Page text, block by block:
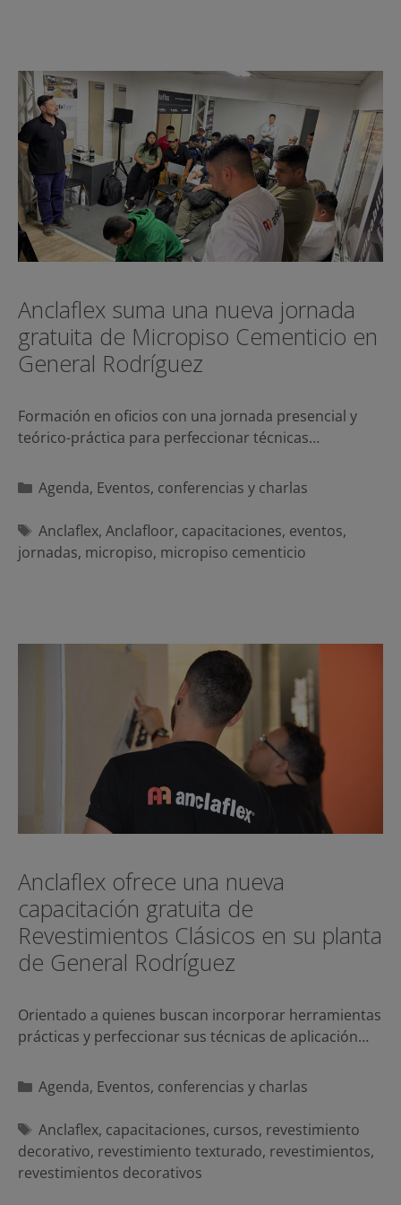
Anclaflex suma una nueva jornada
gratuita de Micropiso Cementicio en
General Rodríguez
Formación en oficios con una jornada presencial y
teórico-práctica para perfeccionar técnicas…
Categorías
Agenda, Eventos, conferencias y charlas
Etiquetas
Anclaflex, Anclafloor, capacitaciones, eventos,
jornadas, micropiso, micropiso cementicio
Anclaflex ofrece una nueva
capacitación gratuita de
Revestimientos Clásicos en su planta
de General Rodríguez
Orientado a quienes buscan incorporar herramientas
prácticas y perfeccionar sus técnicas de aplicación…
Categorías
Agenda, Eventos, conferencias y charlas
Etiquetas
Anclaflex, capacitaciones, cursos, revestimiento
decorativo, revestimiento texturado, revestimientos,
revestimientos decorativos